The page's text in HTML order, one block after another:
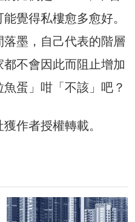
覺得私樓愈多愈好。
墨，自己代表的階層
不會因此而阻止增加
蛋」咁「不該」吧？
作者授權轉載。